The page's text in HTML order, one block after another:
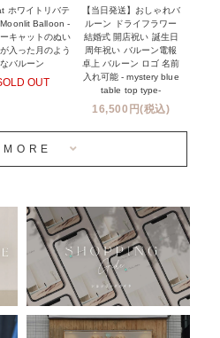
-プリント内容-
いて
ド - coming soonn -
ド
ホワイトリバテ
Moonlit Balloon -
キャットのぬい
入った月のよう
なバルーン
OUT
【当日発送】おしゃれバ
ルーン ドライフラワー
結婚式 開店祝い 誕生日
周年祝い バルーン電報
卓上 バルーン ロゴ 名前
入れ可能 - mystery blue
table top type-
16,500円(税込)